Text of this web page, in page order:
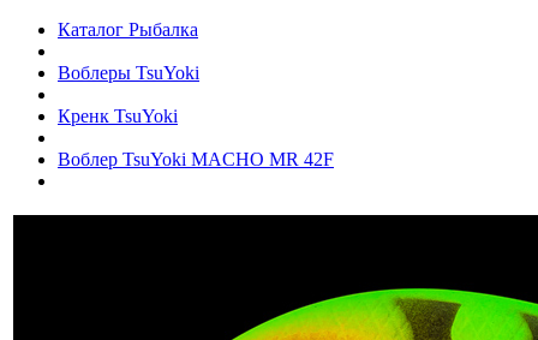
Каталог Рыбалка
Воблеры TsuYoki
Кренк TsuYoki
Воблер TsuYoki MACHO МR 42F